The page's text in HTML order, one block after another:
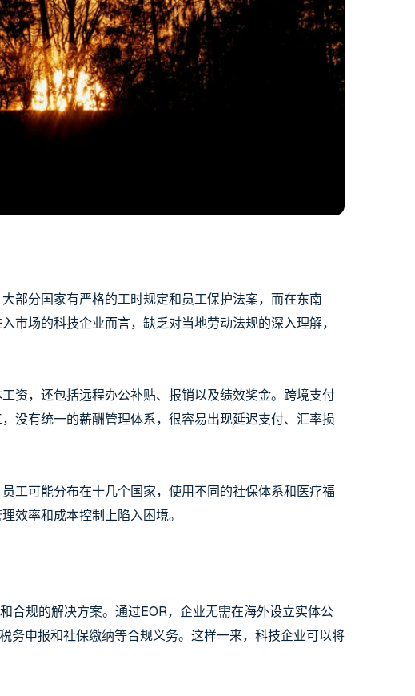
部分国家有严格的工时规定和员工保护法案，而在东南
市场的科技企业而言，缺乏对当地劳动法规的深入理解，
资，还包括远程办公补贴、报销以及绩效奖金。跨境支付
没有统一的薪酬管理体系，很容易出现延迟支付、汇率损
工可能分布在十几个国家，使用不同的社保体系和医疗福
效率和成本控制上陷入困境。
合规的解决方案。通过EOR，企业无需在海外设立实体公
务申报和社保缴纳等合规义务。这样一来，科技企业可以将